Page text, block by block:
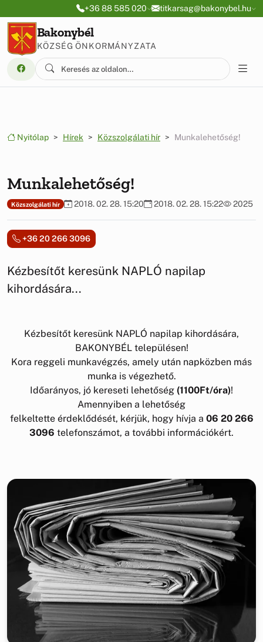
Ugrás a menüre
Ugrás a tartalomra+36 88 585 020 titkarsag@bakonybel.hu
Bakonybél
KÖZSÉG ÖNKORMÁNYZATA
Nyitólap Hírek Közszolgálati hír Munkalehetőség!
Munkalehetőség!
Közszolgálati hír 2018. 02. 28. 15:20 2018. 02. 28. 15:22 2025
+36 20 266 3096
Kézbesítőt keresünk NAPLÓ napilap
kihordására...
Kézbesítőt keresünk NAPLÓ napilap kihordására,
BAKONYBÉL településen!
Kora reggeli munkavégzés, amely után napközben más
munka is végezhető.
Időarányos, jó kereseti lehetőség (1100Ft/óra)!
Amennyiben a lehetőség
felkeltette érdeklődését, kérjük, hogy hívja a 06 20 266
3096 telefonszámot, a további információkért.